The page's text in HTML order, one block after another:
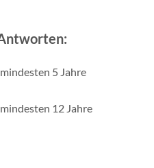
5 Jahre
12 Jahre